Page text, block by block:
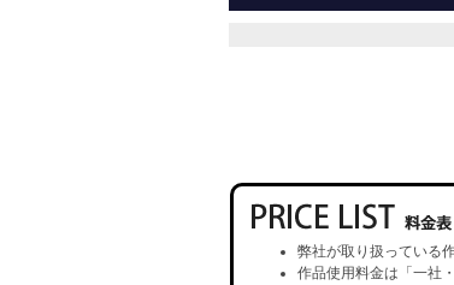
弊社が取り扱っている
作品使用料金は「一社